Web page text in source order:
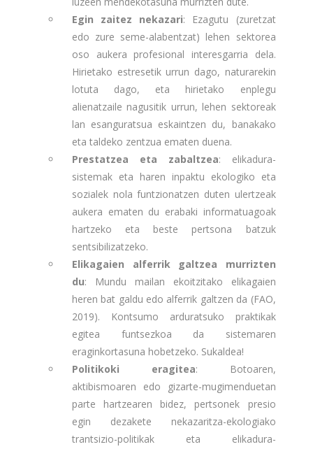
Egin zaitez nekazari: Ezagutu (zuretzat
edo zure seme-alabentzat) lehen sektorea
oso aukera profesional interesgarria dela.
Hirietako estresetik urrun dago, naturarekin
lotuta dago, eta hirietako enplegu
alienatzaile nagusitik urrun, lehen sektoreak
lan esanguratsua eskaintzen du, banakako
eta taldeko zentzua ematen duena.
Prestatzea eta zabaltzea: elikadura-
sistemak eta haren inpaktu ekologiko eta
sozialek nola funtzionatzen duten ulertzeak
aukera ematen du erabaki informatuagoak
hartzeko eta beste pertsona batzuk
sentsibilizatzeko.
Elikagaien alferrik galtzea murrizten
du: Mundu mailan ekoitzitako elikagaien
heren bat galdu edo alferrik galtzen da (FAO,
2019). Kontsumo arduratsuko praktikak
egitea funtsezkoa da sistemaren
eraginkortasuna hobetzeko. Sukaldea!
Politikoki eragitea: Botoaren,
aktibismoaren edo gizarte-mugimenduetan
parte hartzearen bidez, pertsonek presio
egin dezakete nekazaritza-ekologiako
trantsizio-politikak eta elikadura-